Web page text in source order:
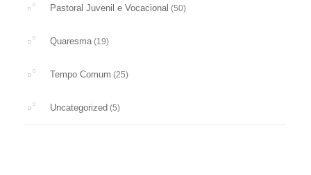
Pastoral Juvenil e Vocacional (50)
Quaresma(19)
Tempo Comum (25)
Uncategorized (5)